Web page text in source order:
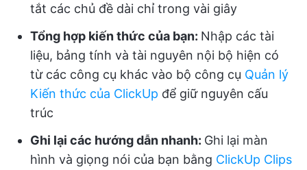
tắt các chủ đề dài chỉ trong vài giây
Tổng hợp kiến thức của bạn: Nhập các tài
liệu, bảng tính và tài nguyên nội bộ hiện có
từ các công cụ khác vào bộ công cụ Quản lý
Kiến thức của ClickUp để giữ nguyên cấu
trúc
Ghi lại các hướng dẫn nhanh: Ghi lại màn
hình và giọng nói của bạn bằng ClickUp Clips